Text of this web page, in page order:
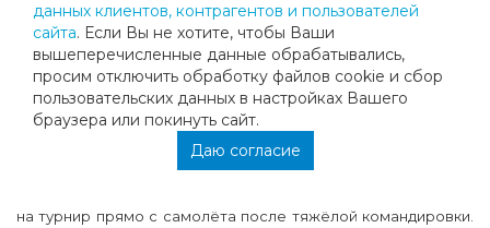
данных клиентов, контрагентов и пользователей
сайта. Если Вы не хотите, чтобы Ваши
вышеперечисленные данные обрабатывались,
просим отключить обработку файлов cookie и сбор
пользовательских данных в настройках Вашего
браузера или покинуть сайт.
Даю согласие
В воскресенье 6 октября на кортах ТК «Мегаспорт-теннис»
прошёл первый в этом сезоне мужской парный турнир
серии «MEGA COACH CUP». В отсутствии многих постоянных
участников, уехавших на «AMATOUR OPEN» в солнечную
Турцию, турнир собрал 6 пар. Приезд таких харизматических
пар как: Виктор Штиль/Александр Швец, Сергей Данилов/
Михаил Карташов и Андрей Казаков/Филипп Мухометов
делают любой турнир более интересным. Александр
на турнир прямо с самолёта после тяжёлой командировки.